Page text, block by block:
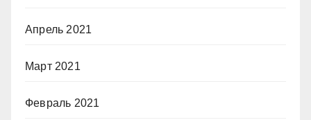
Апрель 2021
Март 2021
Февраль 2021